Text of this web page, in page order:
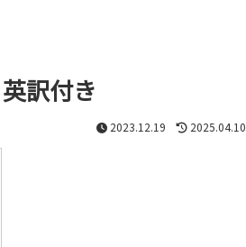
訳付き
2023.12.19 2025.04.10